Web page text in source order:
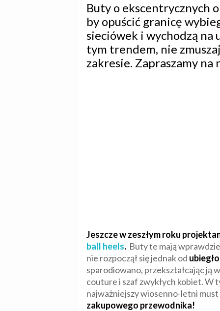
Buty o ekscentrycznych
by opuścić granicę
sieciówek i wychodzą na
tym trendem, nie
zakresie. Zapraszamy
Jeszcze w zeszłym roku
ball heels. Buty te mają
nie rozpoczął się jednak od
sparodiowano, przekształcając ją
couture i szaf zwykłych kobiet. W
najważniejszy wiosenno-letni must
zakupowego przewodnika!